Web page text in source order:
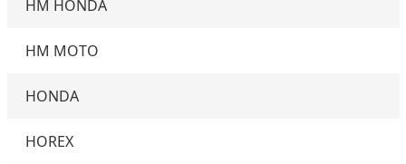
HM HONDA
HM MOTO
HONDA
HOREX